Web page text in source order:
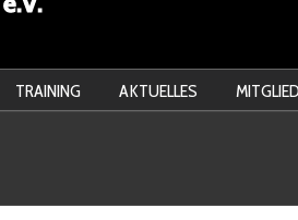
TRAINING AKTUELLES